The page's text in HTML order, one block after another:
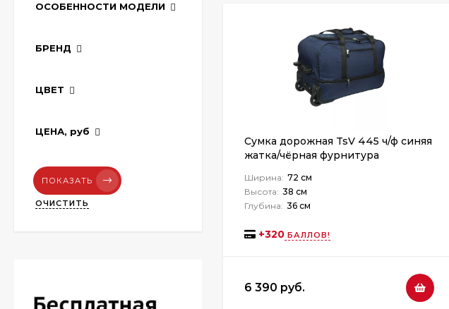
Сумка дорожная TsV 445 ч/ф синяя
жатка/чёрная фурнитура
Ширина: 72 см
Высота: 38 см
Глубина: 36 см
+320 БАЛЛОВ!
6 390 руб.
ОСОБЕННОСТИ МОДЕЛИ
БРЕНД
ЦВЕТ
ЦЕНА, руб
ПОКАЗАТЬ
ОЧИСТИТЬ